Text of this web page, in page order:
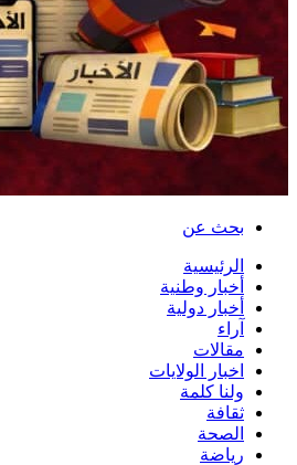
بحث عن
الرئيسية
أخبار وطنية
أخبار دولية
آراء
مقالات
اخبار الولايات
ولنا كلمة
ثقافة
الصحة
رياضة